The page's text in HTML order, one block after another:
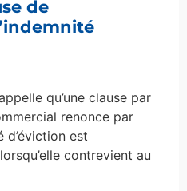
de
qu’une clause par
renonce par
d’éviction est
contrevient au